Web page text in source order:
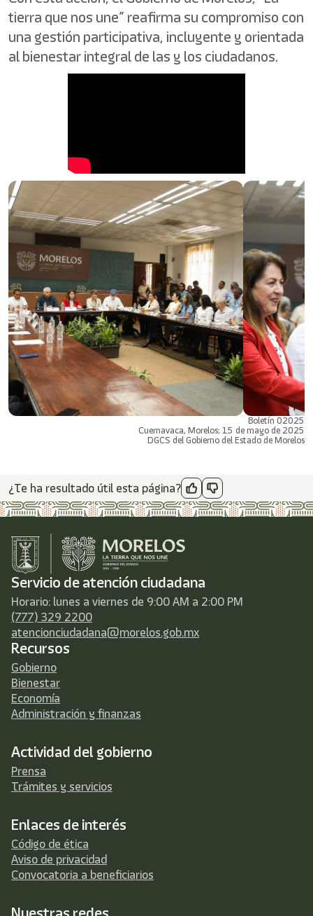
tierra que nos une” reafirma su compromiso con
una gestión participativa, incluyente y orientada
al bienestar integral de las y los ciudadanos.
Boletín 02025
Cuernavaca, Morelos; 15 de mayo de 2025
DGCS del Gobierno del Estado de Morelos
¿Te ha resultado útil esta página?
Servicio de atención ciudadana
Horario: lunes a viernes de 9:00 AM a 2:00 PM
(777) 329 2200
atencionciudadana@morelos.gob.mx
Recursos
Gobierno
Bienestar
Economía
Administración y finanzas
Actividad del gobierno
Prensa
Trámites y servicios
Enlaces de interés
Código de ética
Aviso de privacidad
Convocatoria a beneficiarios